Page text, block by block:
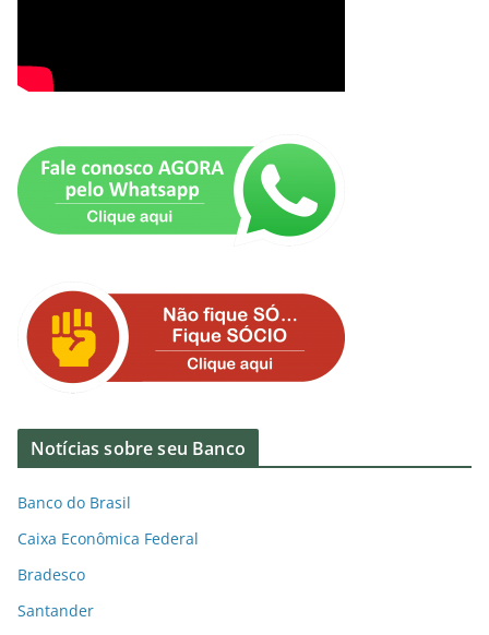
Notícias sobre seu Banco
Banco do Brasil
Caixa Econômica Federal
Bradesco
Santander